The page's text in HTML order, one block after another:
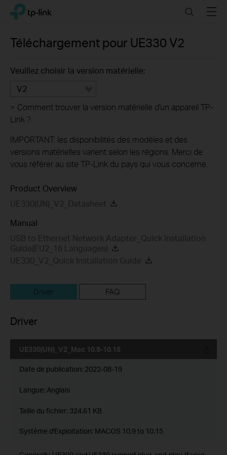
Click
the
navigation
TP-Link, Reliably Smart SearchMenu
Téléchargement pour UE330 V2
Veuillez choisir la version matérielle:
V2
> Comment trouver la version matérielle d'un appareil TP-
Link ?
IMPORTANT: les disponibilités des modèles et des
versions matérielles varient selon les régions. Merci de
vous référer au site TP-Link du pays qui vous concerne.
Product Overview
UE330(UN)_V2_Datasheet
Manual
USB to Ethernet Network Adapter_Quick Installation
Guide(EU2_16 Languages)
UE330_V2_Quick Installation Guide
Driver FAQ
Driver
UE330(UN)_V2_Mac 10.9-10.15
Date de publication: 2022-08-19
Langue: Anglais
Taille du fichier: 324.61 KB
Système d'Exploitation: MACOS 10.9 to 10.15